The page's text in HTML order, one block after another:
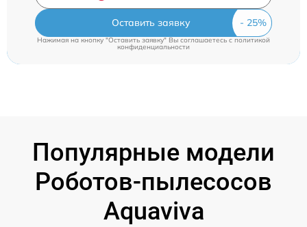
Оставить заявку
Нажимая на кнопку "Оставить заявку" Вы соглашаетесь c политикой
конфиденциальности
Популярные модели
Роботов-пылесосов
Aquaviva